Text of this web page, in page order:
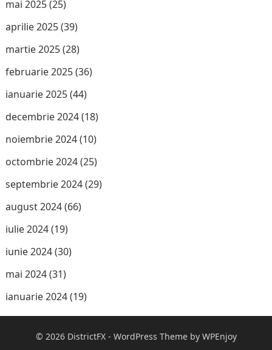
mai 2025(25)
aprilie 2025(39)
martie 2025(28)
februarie 2025(36)
ianuarie 2025(44)
decembrie 2024(18)
noiembrie 2024(10)
octombrie 2024(25)
septembrie 2024(29)
august 2024(66)
iulie 2024(19)
iunie 2024(30)
mai 2024(31)
ianuarie 2024(19)
© 2026 DistrictFX- WordPress Themeby WPEnjoy